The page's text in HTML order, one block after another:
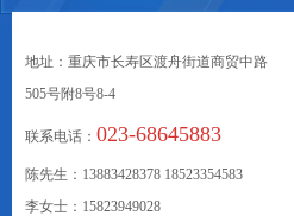
地址：重庆市长寿区渡舟街道商贸中路
505号附8号8-4
联系电话： 023-68645883
陈先生：13883428378 18523354583
李女士：15823949028